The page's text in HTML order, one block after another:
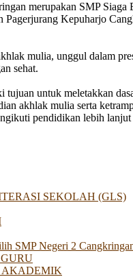
merupakan SMP Siaga
Pagerjurang Kepuharjo
mulia, unggul dalam
sehat.
tujuan untuk meletakkan
akhlak mulia serta
pendidikan lebih lanjut
SEKOLAH (GLS)
SMP Negeri 2
AKADEMIK